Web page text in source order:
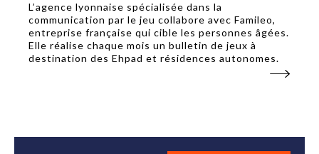
L’agence lyonnaise spécialisée dans la
communication par le jeu collabore avec Famileo,
entreprise française qui cible les personnes âgées.
Elle réalise chaque mois un bulletin de jeux à
destination des Ehpad et résidences autonomes.